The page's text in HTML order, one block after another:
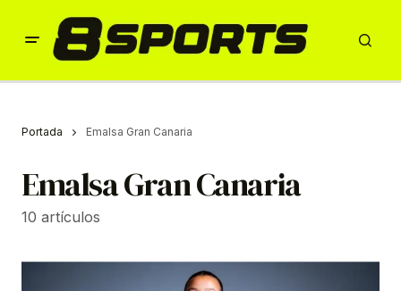
Portada Emalsa Gran Canaria
Emalsa Gran Canaria
10 artículos